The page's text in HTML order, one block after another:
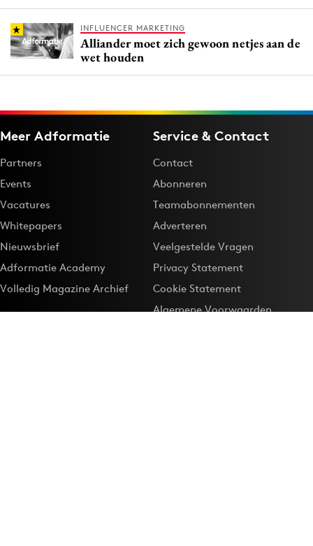
INFLUENCER MARKETING
Alliander moet zich gewoon netjes aan de
wet houden
Meer Adformatie
Partners
Events
Vacatures
Whitepapers
Nieuwsbrief
Adformatie Academy
Volledig Magazine Archief
Service & Contact
Contact
Abonneren
Teamabonnementen
Adverteren
Veelgestelde Vragen
Privacy Statement
Cookie Statement
Algemene Voorwaarden